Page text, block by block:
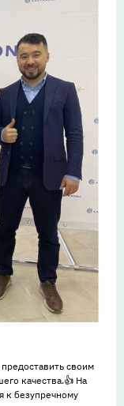
своим
качества.👍 На
к безупречному